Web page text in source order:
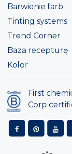
Barwienie farb
Tinting systems
Trend Corner
Baza recepturę
Kolor
First
Corp